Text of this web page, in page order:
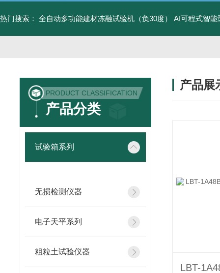
热门搜索： 全自动多功能建材冻融试验机（负30度） AI可程式智能
PRODUCT CLASSIFICATION
产品分类
试验箱系列
无损检测仪器
电子天平系列
粗粒土试验仪器
产品展